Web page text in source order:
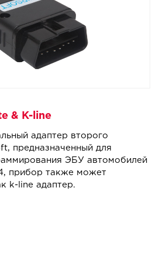
& K-line
адаптер второго
предназначенный для
ЭБУ автомобилей
прибор также может
k-line адаптер.